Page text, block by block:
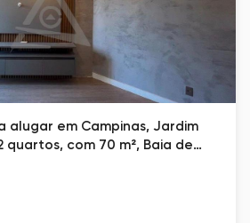
em Campinas, Jardim
quartos, com 70 m², Baia de